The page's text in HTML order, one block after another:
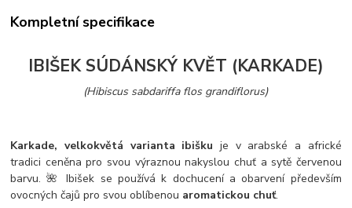
Kompletní specifikace
IBIŠEK SÚDÁNSKÝ KVĚT (KARKADE)
(Hibiscus sabdariffa flos grandiflorus)
Karkade, velkokvětá varianta ibišku je v arabské a africké
tradici ceněna pro svou výraznou nakyslou chuť a sytě červenou
barvu. 🌺 Ibišek se používá k dochucení a obarvení především
ovocných čajů pro svou oblíbenou aromatickou chuť.